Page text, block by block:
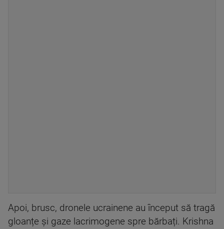
Apoi, brusc, dronele ucrainene au început să tragă
gloanțe și gaze lacrimogene spre bărbați. Krishna